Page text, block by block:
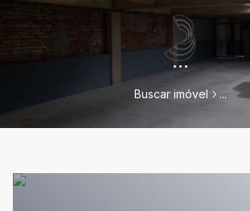
...
Buscar imóvel ...